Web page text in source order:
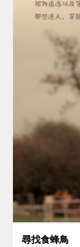
尋找食蜂鳥